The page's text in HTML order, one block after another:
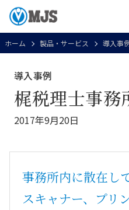
ホーム 製品・サービス 導入事
導入事例
梶税理士事務
2017年9月20日
事務所内に散在し
スキャナー、プリ